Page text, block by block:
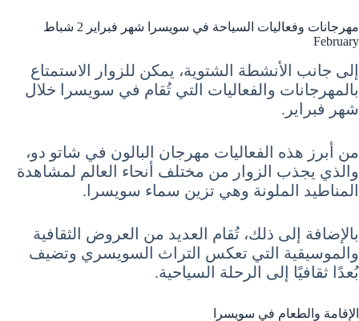
مهرجانات وفعاليات السياحة في سويسرا شهر فبراير 2 شباط
February
إلى جانب الأنشطة الشتوية، يمكن للزوار الاستمتاع
بالمهرجانات والفعاليات التي تُقام في سويسرا خلال
شهر فبراير.
من أبرز هذه الفعاليات مهرجان البالون في شاتو دو،
والذي يجذب الزوار من مختلف أنحاء العالم لمشاهدة
المناطيد الملونة وهي تزين سماء سويسرا.
بالإضافة إلى ذلك، تُقام العديد من العروض الثقافية
والموسيقية التي تعكس التراث السويسري وتضيف
بُعدًا ثقافيًا إلى الرحلة السياحية.
الإقامة والطعام في سويسرا